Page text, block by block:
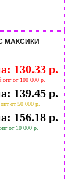
МАКСИКИ
130.33 р.
опт от 100 000 р.
139.45 р.
от 50 000 р.
156.18 р.
от 10 000 р.